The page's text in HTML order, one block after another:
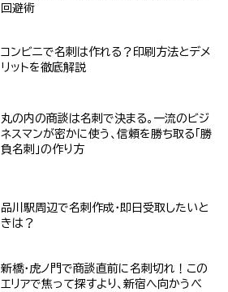
回避術
コンビニで名刺は作れる？印刷方法とデメ
リットを徹底解説
丸の内の商談は名刺で決まる。一流のビジ
ネスマンが密かに使う、信頼を勝ち取る「勝
負名刺」の作り方
品川駅周辺で名刺作成・即日受取したいと
きは？
新橋・虎ノ門で商談直前に名刺切れ！この
エリアで焦って探すより、新宿へ向かうべ